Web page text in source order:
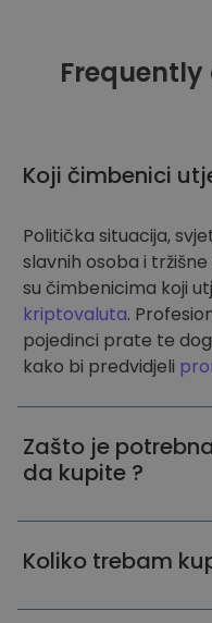
Koji čimbenici
Politička situacija,
slavnih osoba i
su čimbenicima koji
kriptovaluta.
pojedinci prate te
kako bi predvidjeli
Zašto je
da kupite ?
Koliko trebam